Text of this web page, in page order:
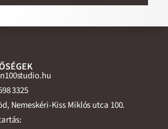
3325
Nemeskéri-Kiss Miklós utca 100.